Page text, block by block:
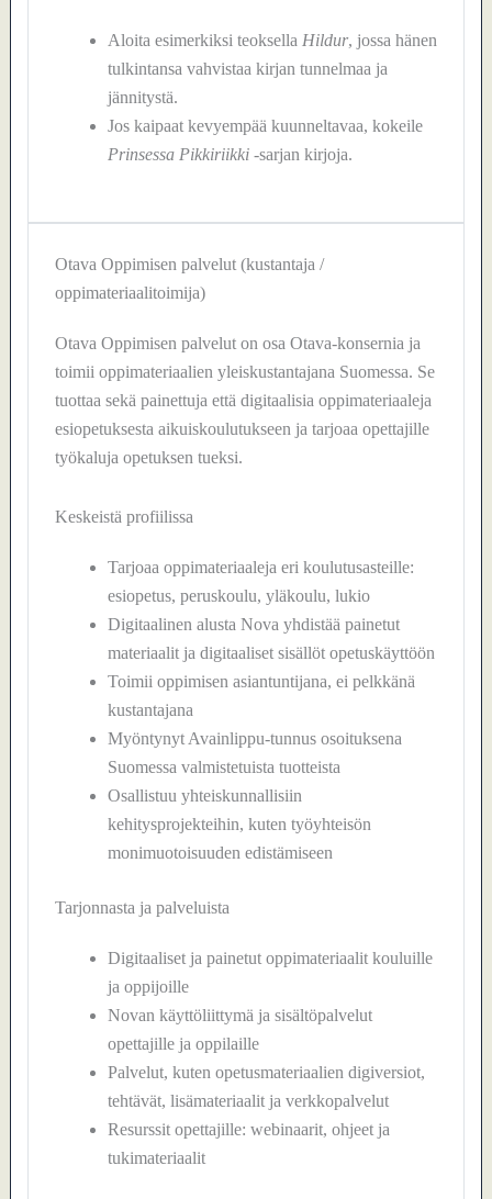
Aloita esimerkiksi teoksella Hildur, jossa hänen
tulkintansa vahvistaa kirjan tunnelmaa ja
jännitystä.
Jos kaipaat kevyempää kuunneltavaa, kokeile
Prinsessa Pikkiriikki-sarjan kirjoja.
Otava Oppimisen palvelut (kustantaja /
oppimateriaalitoimija)
Otava Oppimisen palvelut on osa Otava-konsernia ja
toimii oppimateriaalien yleiskustantajana Suomessa. Se
tuottaa sekä painettuja että digitaalisia oppimateriaaleja
esiopetuksesta aikuiskoulutukseen ja tarjoaa opettajille
työkaluja opetuksen tueksi.
Keskeistä profiilissa
Tarjoaa oppimateriaaleja eri koulutusasteille:
esiopetus, peruskoulu, yläkoulu, lukio
Digitaalinen alusta Nova yhdistää painetut
materiaalit ja digitaaliset sisällöt opetuskäyttöön
Toimii oppimisen asiantuntijana, ei pelkkänä
kustantajana
Myöntynyt Avainlippu-tunnus osoituksena
Suomessa valmistetuista tuotteista
Osallistuu yhteiskunnallisiin
kehitysprojekteihin, kuten työyhteisön
monimuotoisuuden edistämiseen
Tarjonnasta ja palveluista
Digitaaliset ja painetut oppimateriaalit kouluille
ja oppijoille
Novan käyttöliittymä ja sisältöpalvelut
opettajille ja oppilaille
Palvelut, kuten opetusmateriaalien digiversiot,
tehtävät, lisämateriaalit ja verkkopalvelut
Resurssit opettajille: webinaarit, ohjeet ja
tukimateriaalit